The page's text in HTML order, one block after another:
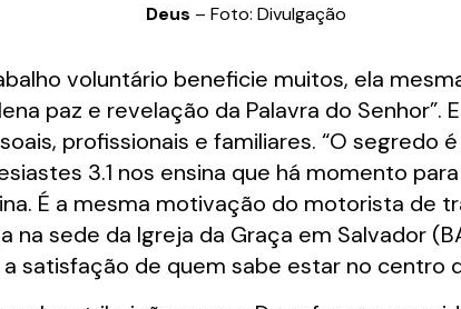
Deus – Foto: Divulgação
voluntário beneficie muitos, ela
paz e revelação da Palavra do Senhor”.
profissionais e familiares. “O segredo
3.1 nos ensina que há momento
É a mesma motivação do motorista de
na sede da Igreja da Graça em Salvador
satisfação de quem sabe estar no centro